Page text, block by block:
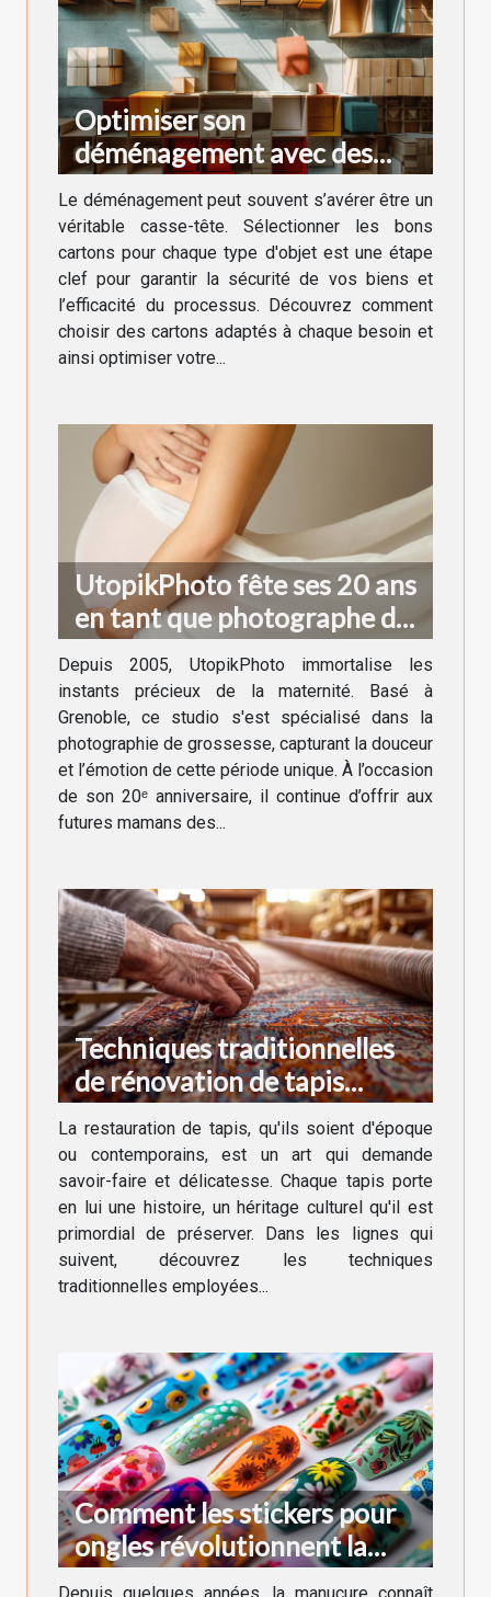
Optimiser son
déménagement avec des
cartons adaptés à chaque
besoin
Le déménagement peut souvent s’avérer être un
véritable casse-tête. Sélectionner les bons
cartons pour chaque type d'objet est une étape
clef pour garantir la sécurité de vos biens et
l’efficacité du processus. Découvrez comment
choisir des cartons adaptés à chaque besoin et
ainsi optimiser votre...
UtopikPhoto fête ses 20 ans
en tant que photographe de
grossesse à Grenoble !
Depuis 2005, UtopikPhoto immortalise les
instants précieux de la maternité. Basé à
Grenoble, ce studio s'est spécialisé dans la
photographie de grossesse, capturant la douceur
et l’émotion de cette période unique. À l’occasion
de son 20ᵉ anniversaire, il continue d’offrir aux
futures mamans des...
Techniques traditionnelles
de rénovation de tapis
anciens et modernes
La restauration de tapis, qu'ils soient d'époque
ou contemporains, est un art qui demande
savoir-faire et délicatesse. Chaque tapis porte
en lui une histoire, un héritage culturel qu'il est
primordial de préserver. Dans les lignes qui
suivent, découvrez les techniques
traditionnelles employées...
Comment les stickers pour
ongles révolutionnent la
manucure moderne
Depuis quelques années, la manucure connaît